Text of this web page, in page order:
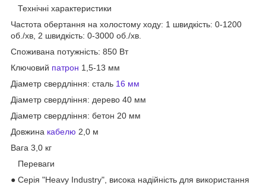
Технічні характеристики
Частота обертання на холостому ходу: 1 швидкість: 0-1200
об./хв, 2 швидкість: 0-3000 об./хв.
Споживана потужність: 850 Вт
Ключовий патрон 1,5-13 мм
Діаметр свердління: сталь 16 мм
Діаметр свердління: дерево 40 мм
Діаметр свердління: бетон 20 мм
Довжина кабелю 2,0 м
Вага 3,0 кг
Переваги
● Серія "Heavy Industry", висока надійність для використання